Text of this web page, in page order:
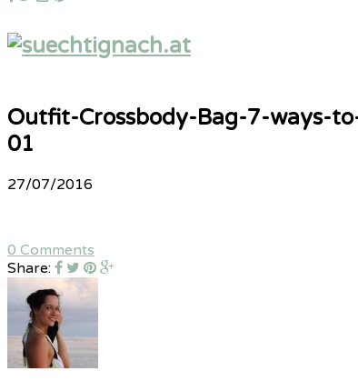
Outfit-Crossbody-Bag-7-ways-
01
27/07/2016
0 Comments
Share: